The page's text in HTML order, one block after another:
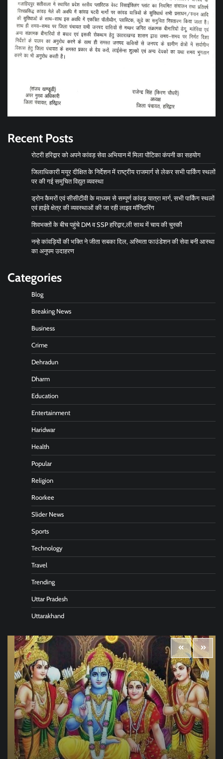
Recent Posts
रोटरी हरिद्वार को अपने कांवड़ सेवा अभियान में मिला पोंटिका कंपनी का सहयोग
जिलाधिकारी मयूर दीक्षित के निर्देशन में राष्ट्रीय राजमार्ग से लेकर सभी पार्किंग स्थलों
पर की गई समुचित विद्युत व्यवस्था
ड्रोन कैमरों एवं सीसीटीवी के माध्यम से सम्पूर्ण कांवड़ यात्रा मार्ग, सभी पार्किंग स्थलों
एवं हाईवे क्षेत्र की व्यवस्थाओं की जा रही लाइव मॉनिटरिंग
शिवभक्तों के बीच पहुंचे DM व SSP हरिद्वार,ली साथ में चाय की चुस्की
नन्हे कांवड़ियों की भक्ति ने जीता सबका दिल, अस्मिता फाउंडेशन की सेवा बनी आस्था
का अनुपम उदाहरण
Categories
Blog
Breaking News
Business
Crime
Dehradun
Dharm
Education
Entertainment
Haridwar
Health
Popular
Religion
Roorkee
Slider News
Sports
Technology
Travel
Trending
Uttar Pradesh
Uttarakhand